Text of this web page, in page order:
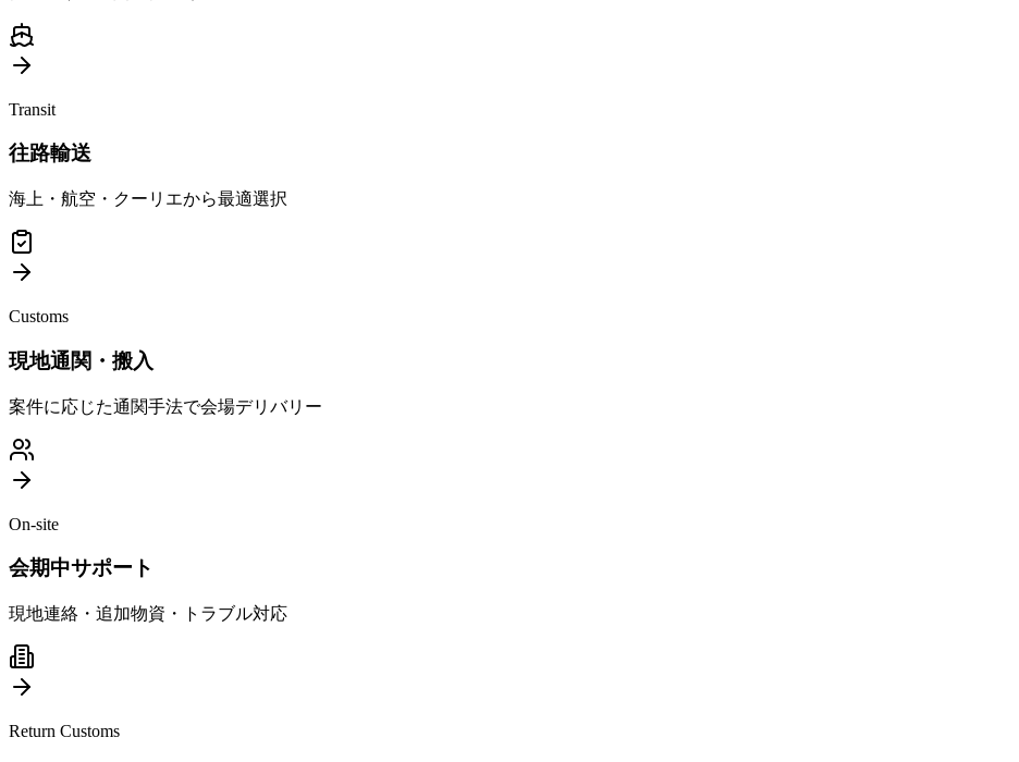
Transit
往路輸送
海上・航空・クーリエから最適選択
Customs
現地通関・搬入
案件に応じた通関手法で会場デリバリー
On-site
会期中サポート
現地連絡・追加物資・トラブル対応
Return Customs